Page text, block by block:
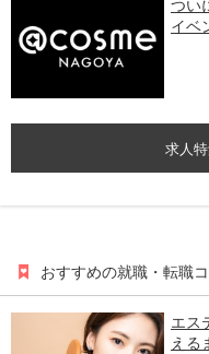
つい
イベ
求人
おすすめの就職・転職
エス
える